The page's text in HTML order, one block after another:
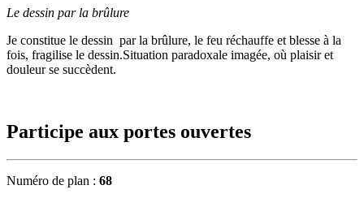
Le dessin par la brûlure
Je constitue le dessin par la brûlure, le feu réchauffe et blesse à la
fois, fragilise le dessin.Situation paradoxale imagée, où plaisir et
douleur se succèdent.
Participe aux portes ouvertes
Numéro de plan : 68